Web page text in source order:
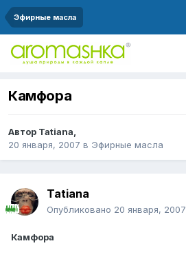
Эфирные масла
Камфора
Автор Tatiana,
20 января, 2007 в Эфирные масла
Tatiana
Опубликовано 20 января, 2007
Камфорa